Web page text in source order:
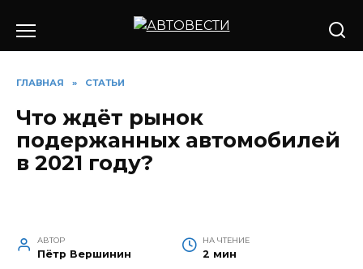
содержанию
ГЛАВНАЯ » СТАТЬИ
Что ждёт рынок
подержанных автомобилей
в 2021 году?
АВТОР
Пётр Вершинин
НА ЧТЕНИЕ
2 мин